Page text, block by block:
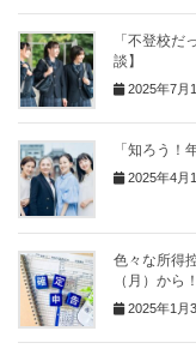
「不登校
談】
2025年7月
「知ろう！
2025年4月
色々な所得
（月）から！
2025年1月